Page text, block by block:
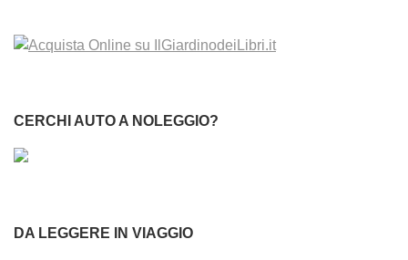
CERCHI AUTO A NOLEGGIO?
DA LEGGERE IN VIAGGIO